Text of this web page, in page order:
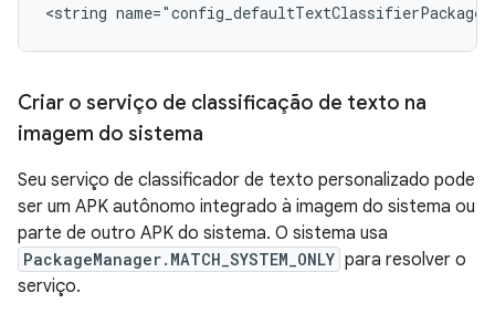
<string
Criar o serviço de classificação de texto na
imagem do sistema
Seu serviço de classificador de texto personalizado pode
ser um APK autônomo integrado à imagem do sistema ou
parte de outro APK do sistema. O sistema usa
PackageManager.MATCH_SYSTEM_ONLY para resolver o
serviço.